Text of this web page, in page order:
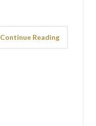
Continue Reading